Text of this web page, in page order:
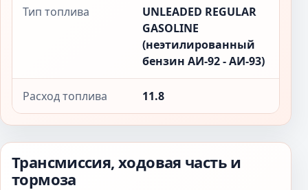
Тип топлива
UNLEADED REGULAR
GASOLINE
(неэтилированный
бензин АИ-92 - АИ-93)
Расход топлива 11.8
Трансмиссия, ходовая часть и
тормоза